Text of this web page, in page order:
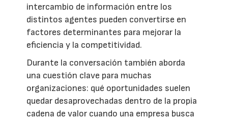
intercambio de información entre los
distintos agentes pueden convertirse en
factores determinantes para mejorar la
eficiencia y la competitividad.
Durante la conversación también aborda
una cuestión clave para muchas
organizaciones: qué oportunidades suelen
quedar desaprovechadas dentro de la propia
cadena de valor cuando una empresa busca